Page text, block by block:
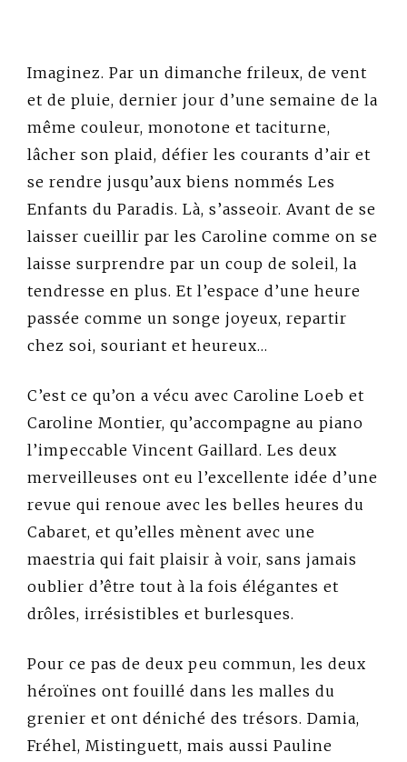
Imaginez. Par un dimanche frileux, de vent
et de pluie, dernier jour d’une semaine de la
même couleur, monotone et taciturne,
lâcher son plaid, défier les courants d’air et
se rendre jusqu’aux biens nommés Les
Enfants du Paradis. Là, s’asseoir. Avant de se
laisser cueillir par les Caroline comme on se
laisse surprendre par un coup de soleil, la
tendresse en plus. Et l’espace d’une heure
passée comme un songe joyeux, repartir
chez soi, souriant et heureux…
C’est ce qu’on a vécu avec Caroline Loeb et
Caroline Montier, qu’accompagne au piano
l’impeccable Vincent Gaillard. Les deux
merveilleuses ont eu l’excellente idée d’une
revue qui renoue avec les belles heures du
Cabaret, et qu’elles mènent avec une
maestria qui fait plaisir à voir, sans jamais
oublier d’être tout à la fois élégantes et
drôles, irrésistibles et burlesques.
Pour ce pas de deux peu commun, les deux
héroïnes ont fouillé dans les malles du
grenier et ont déniché des trésors. Damia,
Fréhel, Mistinguett, mais aussi Pauline